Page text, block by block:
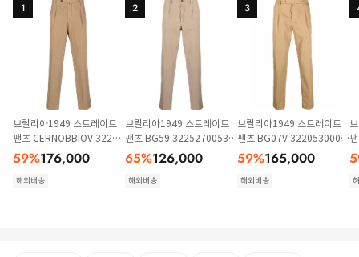
1
브릴리아1949 스트레이트
팬츠 CERNOBBIOV 32204
300073 Kaki
59%176,000
해외배송
2
브릴리아1949 스트레이트
팬츠 BG59 32252700533
Beige
65%126,000
해외배송
3
브릴리아1949 스트레이트
팬츠 BG07V 3220530008
3 Beige
59%165,000
해외배송